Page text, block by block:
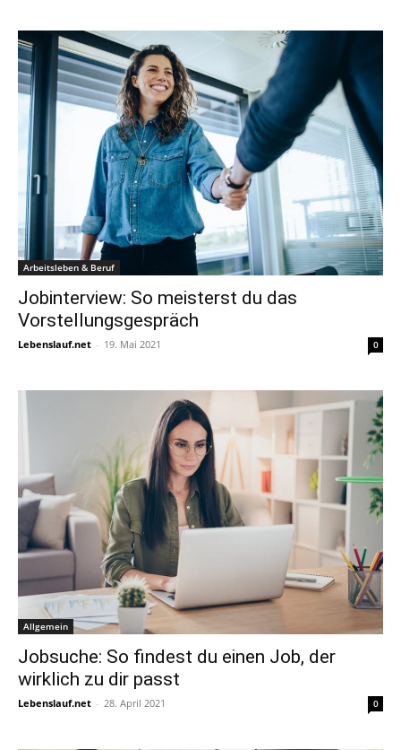
Arbeitsleben & Beruf
Jobinterview: So meisterst du das
Vorstellungsgespräch
Lebenslauf.net - 19. Mai 2021 0
Allgemein
Jobsuche: So findest du einen Job, der
wirklich zu dir passt
Lebenslauf.net - 28. April 2021 0